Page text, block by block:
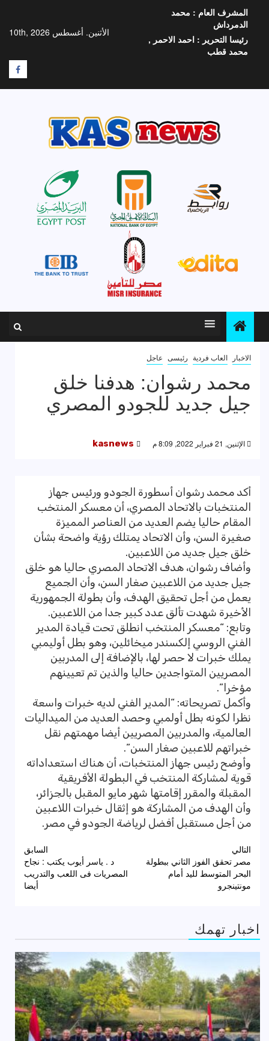
المحتوى
الأثنين. أغسطس 10th, 2026
المشرف العام : محمد
الدمرداش
رئيسا التحرير : احمد الاحمر ,
محمد قطب
F
الاخبار العاب فردية رئيسى عاجل
محمد رشوان: هدفنا خلق
جيل جديد للجودو المصري
الإثنين, 21 فبراير 2022, 8:09 م kasnews
أكد محمد رشوان أسطورة الجودو ورئيس جهاز
المنتخبات بالاتحاد المصري، أن معسكر المنتخب
المقام حاليا يضم العديد من العناصر المميزة
صغيرة السن، وأن الاتحاد يمتلك رؤية واضحة بشأن
خلق جيل جديد من اللاعبين.
وأضاف رشوان، هدف الاتحاد المصري حاليا هو خلق
جيل جديد من اللاعبين صغار السن، وأن الجميع
يعمل من أجل تحقيق الهدف، وأن بطولة الجمهورية
الأخيرة شهدت تألق عدد كبير جدا من اللاعبين.
وتابع: “معسكر المنتخب انطلق تحت قيادة المدير
الفني الروسي إلكسندر ميخائلين، وهو بطل أوليمبي
يملك خبرات لا حصر لها، بالإضافة إلى المدربين
المصريين المتواجدين حاليا والذين تم تعيينهم
مؤخرا”.
وأكمل تصريحاته: “المدير الفني لديه خبرات واسعة
نظرا لكونه بطل أولمبي وحصد العديد من الميداليات
العالمية، والمدربين المصريين أيضا مهمتهم نقل
خبراتهم للاعبين صغار السن”.
وأوضح رئيس جهاز المنتخبات، أن هناك استعداداته
قوية لمشاركة المنتخب في البطولة الأفريقية
المقبلة والمقرر إقامتها شهر مايو المقبل بالجزائر،
وأن الهدف من المشاركة هو إثقال خبرات اللاعبين
من أجل مستقبل أفضل لرياضة الجودو في مصر.
تصفّح
المقالات
السابق
د . ياسر أيوب يكتب : نجاح
المصريات فى اللعب والتدريب
أيضا
التالي
مصر تحقق الفوز الثاني ببطولة
البحر المتوسط لليد أمام
مونتينجرو
اخبار تهمك